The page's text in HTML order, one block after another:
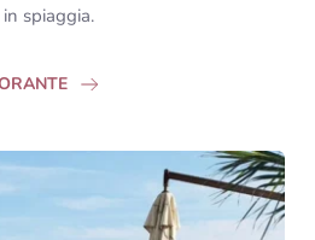
spiaggia.